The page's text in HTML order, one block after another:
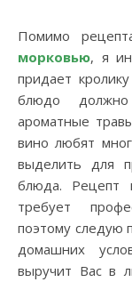
Помимо
морковью, я
придает
блюдо
ароматные
вино любят
выделить для
блюда. Рецепт
требует
поэтому следую
домашних
выручит Вас в